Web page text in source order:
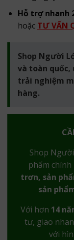
Hỗ trợ nhanh
hoặc TƯ VẤN
Shop Người
và toàn
trải nghiệm
hàng.
Shop
phẩm
trơn, sản
sản
Với hơn 14
tư, giao
với